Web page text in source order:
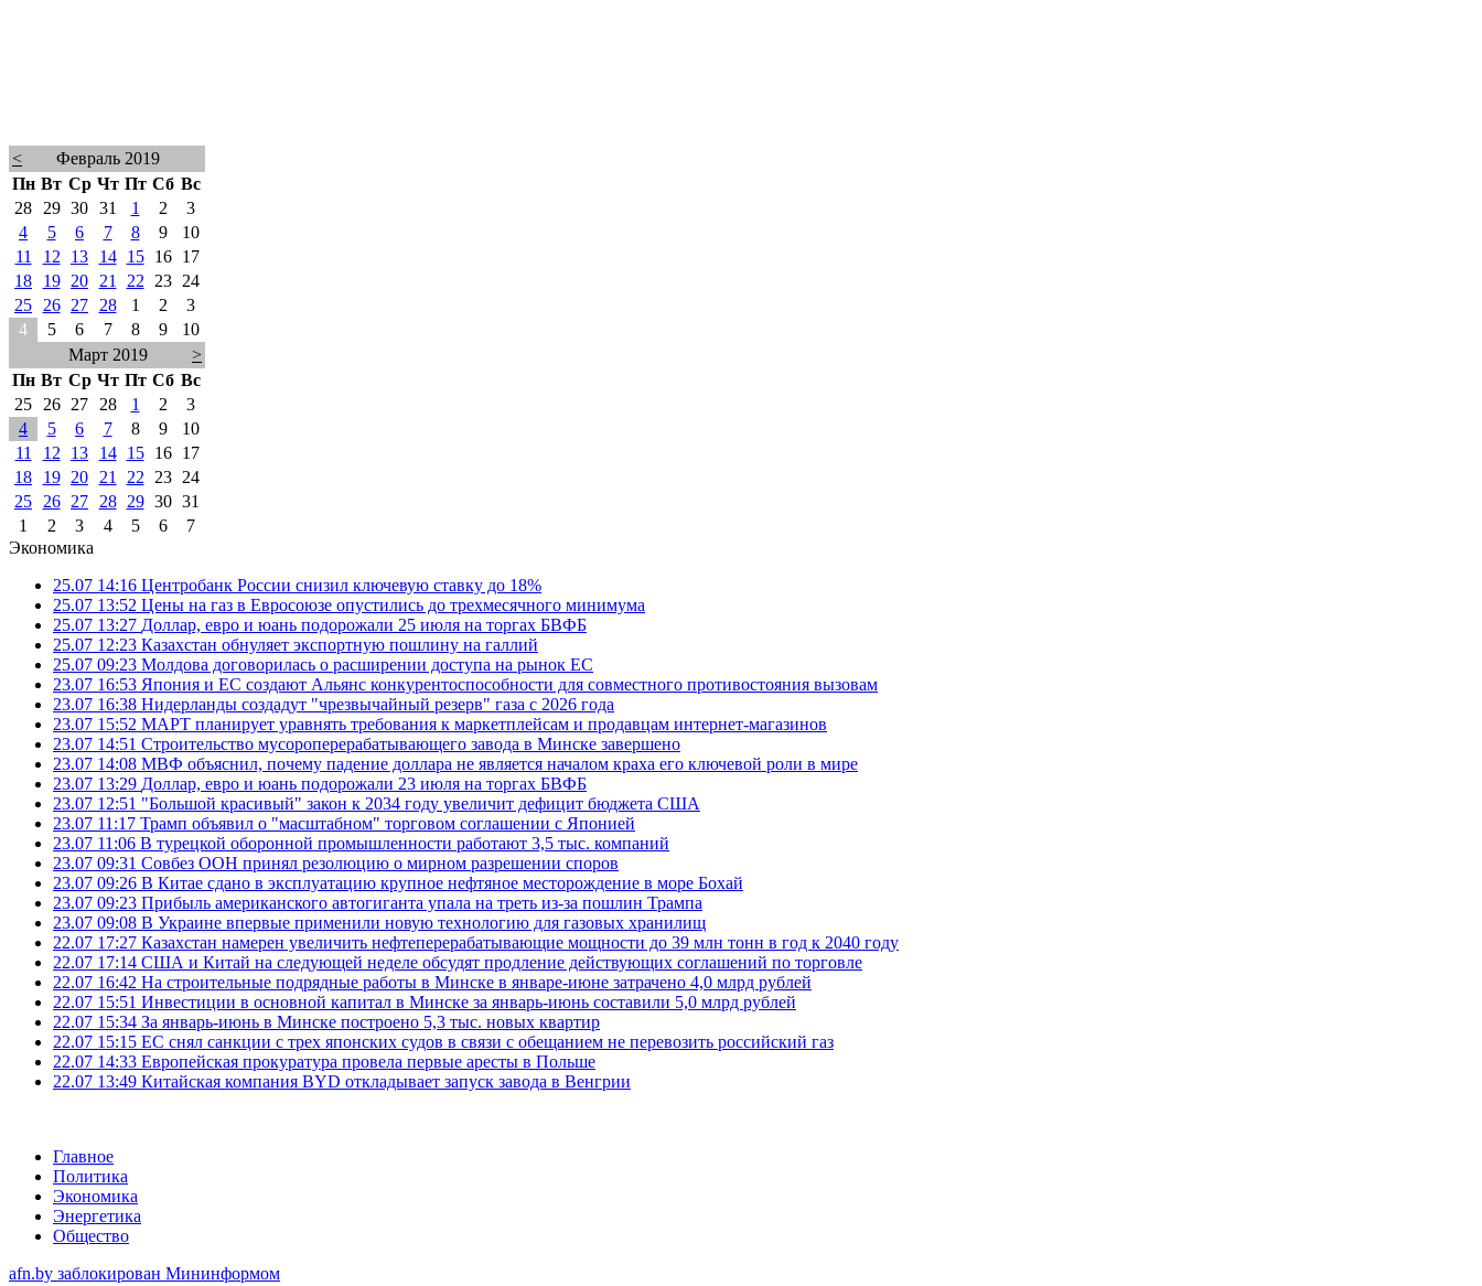
<
Февраль 2019
Пн Вт Ср Чт Пт Сб Вс
28
29 30 31 1 2
3
4
5 6 7 8 9
10
11
12 13 14 15 16
17
18
19 20 21 22 23
24
25
26 27 28 1 2
3
4
5 6 7 8 9
10
Март 2019
>
Пн Вт Ср Чт Пт Сб Вс
25
26 27 28 1 2
3
4
5 6 7 8 9
10
11
12 13 14 15 16
17
18
19 20 21 22 23
24
25
26 27 28 29 30 31
1
2 3 4 5 6
7
Экономика
25.07 14:16 Центробанк России снизил ключевую ставку до 18%
25.07 13:52 Цены на газ в Евросоюзе опустились до трехмесячного минимума
25.07 13:27 Доллар, евро и юань подорожали 25 июля на торгах БВФБ
25.07 12:23 Казахстан обнуляет экспортную пошлину на галлий
25.07 09:23 Молдова договорилась о расширении доступа на рынок ЕС
23.07 16:53 Япония и ЕС создают Альянс конкурентоспособности для совместного противостояния вызовам
23.07 16:38 Нидерланды создадут "чрезвычайный резерв" газа с 2026 года
23.07 15:52 МАРТ планирует уравнять требования к маркетплейсам и продавцам интернет-магазинов
23.07 14:51 Строительство мусороперерабатывающего завода в Минске завершено
23.07 14:08 МВФ объяснил, почему падение доллара не является началом краха его ключевой роли в мире
23.07 13:29 Доллар, евро и юань подорожали 23 июля на торгах БВФБ
23.07 12:51 "Большой красивый" закон к 2034 году увеличит дефицит бюджета США
23.07 11:17 Трамп объявил о "масштабном" торговом соглашении с Японией
23.07 11:06 В турецкой оборонной промышленности работают 3,5 тыс. компаний
23.07 09:31 Совбез ООН принял резолюцию о мирном разрешении споров
23.07 09:26 В Китае сдано в эксплуатацию крупное нефтяное месторождение в море Бохай
23.07 09:23 Прибыль американского автогиганта упала на треть из-за пошлин Трампа
23.07 09:08 В Украине впервые применили новую технологию для газовых хранилищ
22.07 17:27 Казахстан намерен увеличить нефтеперерабатывающие мощности до 39 млн тонн в год к 2040 году
22.07 17:14 США и Китай на следующей неделе обсудят продление действующих соглашений по торговле
22.07 16:42 На строительные подрядные работы в Минске в январе-июне затрачено 4,0 млрд рублей
22.07 15:51 Инвестиции в основной капитал в Минске за январь-июнь составили 5,0 млрд рублей
22.07 15:34 За январь-июнь в Минске построено 5,3 тыс. новых квартир
22.07 15:15 ЕС снял санкции с трех японских судов в связи с обещанием не перевозить российский газ
22.07 14:33 Европейская прокуратура провела первые аресты в Польше
22.07 13:49 Китайская компания BYD откладывает запуск завода в Венгрии
Главное
Политика
Экономика
Энергетика
Общество
afn.by заблокирован Мининформом